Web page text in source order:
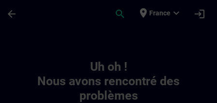
arrow_back search place France expand_more login
Uh oh !
Nous avons rencontré des
problèmes